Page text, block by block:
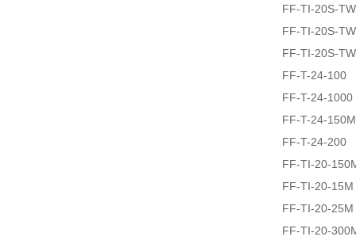
FF-TI-20S-
FF-TI-20S-
FF-TI-20S-
FF-T-24-100
FF-T-24-1000
FF-T-24-150M
FF-T-24-200
FF-TI-20-
FF-TI-20-15M
FF-TI-20-25M
FF-TI-20-